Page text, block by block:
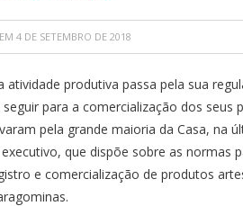
EM 4 DE SETEMBRO DE 2018
produtiva passa pela sua
para a comercialização dos seus
pela grande maioria da Casa, na
que dispõe sobre as normas
e comercialização de produtos